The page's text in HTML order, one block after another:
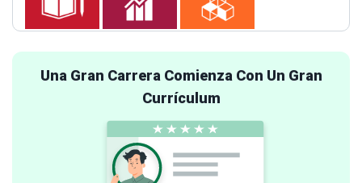
Una Gran Carrera Comienza Con Un Gran
Currículum